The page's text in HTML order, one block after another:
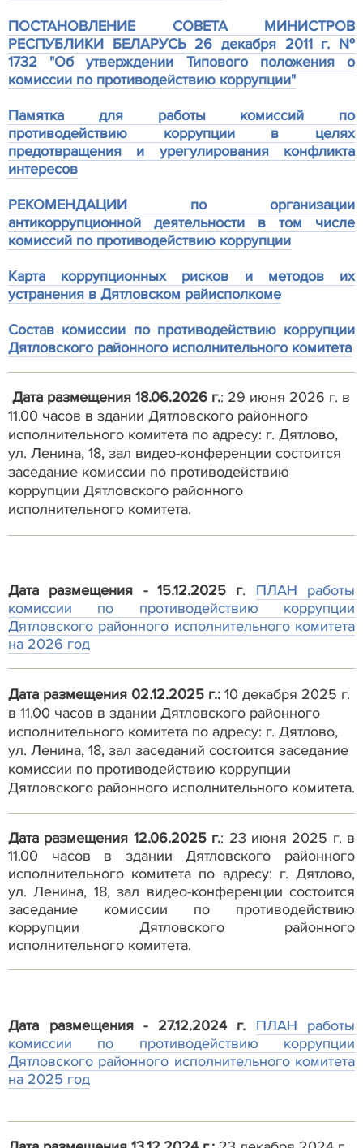
ПОСТАНОВЛЕНИЕ СОВЕТА МИНИСТРОВ
РЕСПУБЛИКИ БЕЛАРУСЬ 26 декабря 2011 г. №
1732 "Об утверждении Типового положения о
комиссии по противодействию коррупции"
Памятка для работы комиссий по
противодействию коррупции в целях
предотвращения и урегулирования конфликта
интересов
РЕКОМЕНДАЦИИ по организации
антикоррупционной деятельности в том числе
комиссий по противодействию коррупции
Карта коррупционных рисков и методов их
устранения в Дятловском райисполкоме
Состав комиссии по противодействию коррупции
Дятловского районного исполнительного комитета
Дата размещения 18.06.2026 г.: 29 июня 2026 г. в
11.00 часов в здании Дятловского районного
исполнительного комитета по адресу: г. Дятлово,
ул. Ленина, 18, зал видео-конференции состоится
заседание комиссии по противодействию
коррупции Дятловского районного
исполнительного комитета.
Дата размещения - 15.12.2025 г. ПЛАН работы
комиссии по противодействию коррупции
Дятловского районного исполнительного комитета
на 2026 год
Дата размещения 02.12.2025 г.: 10 декабря 2025 г.
в 11.00 часов в здании Дятловского районного
исполнительного комитета по адресу: г. Дятлово,
ул. Ленина, 18, зал заседаний состоится заседание
комиссии по противодействию коррупции
Дятловского районного исполнительного комитета.
Дата размещения 12.06.2025 г.: 23 июня 2025 г. в
11.00 часов в здании Дятловского районного
исполнительного комитета по адресу: г. Дятлово,
ул. Ленина, 18, зал видео-конференции состоится
заседание комиссии по противодействию
коррупции Дятловского районного
исполнительного комитета.
Дата размещения - 27.12.2024 г. ПЛАН работы
комиссии по противодействию коррупции
Дятловского районного исполнительного комитета
на 2025 год